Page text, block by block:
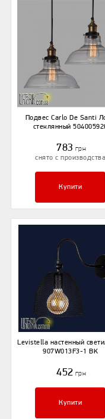
Подвес Carlo De Santi
стеклянный
783 грн
снято с производства
Купити
Levistella настенный
907W013F3-1 BK
452 грн
Купити